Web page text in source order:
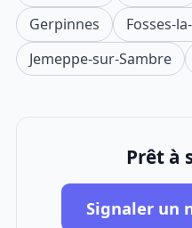
Gerpinnes
Fosses-
Jemeppe-sur-Sambre
Prêt à
Signaler un